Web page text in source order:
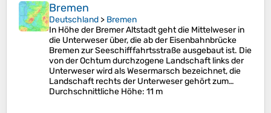
Bremen
Deutschland > Bremen
In Höhe der Bremer Altstadt geht die Mittelweser in
die Unterweser über, die ab der Eisenbahnbrücke
Bremen zur Seeschifffahrtsstraße ausgebaut ist. Die
von der Ochtum durchzogene Landschaft links der
Unterweser wird als Wesermarsch bezeichnet, die
Landschaft rechts der Unterweser gehört zum…
Durchschnittliche Höhe: 11 m